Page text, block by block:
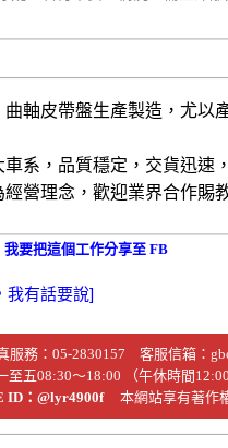
軸皮帶盤生產製造，尤以
系，品質穩定，交貨迅速
營理念，歡迎業界合作賜
我要把這個工作分享至 FB
服務：05-2830157 客服信箱：
至五08:30～18:00 （午休時間12:00
ID：@lyr4900f
本網站享有著作